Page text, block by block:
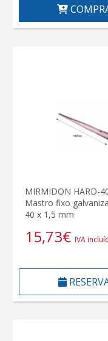
MIRMIDON HARD-
Mastro fixo
40 x 1,5 mm
15,73€ IVA